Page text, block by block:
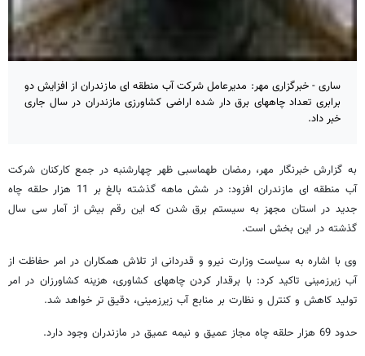
ساری - خبرگزاری مهر: مدیرعامل شرکت آب منطقه ای مازندران از افزایش دو
برابری تعداد چاههای برق دار شده اراضی کشاورزی مازندران در سال جاری
خبر داد.
به گزارش خبرنگار مهر، رمضان طهماسبی ظهر چهارشنبه در جمع کارکنان شرکت
آب منطقه ای مازندران افزود: در شش ماهه گذشته بالغ بر 11 هزار حلقه چاه
جدید در استان مجهز به سیستم برق شدن که این رقم بیش از آمار سی سال
گذشته در این بخش است.
وی با اشاره به سیاست وزارت نیرو و قدردانی از تلاش همکاران در امر حفاظت از
آب زیرزمینی تاکید کرد: با برقدار کردن چاههای کشاوری، هزینه کشاورزان در امر
تولید کاهش و کنترل و نظارت بر منابع آب زیرزمینی، دقیق تر خواهد شد.
حدود 69 هزار حلقه چاه مجاز عمیق و نیمه عمیق در مازندران وجود دارد.